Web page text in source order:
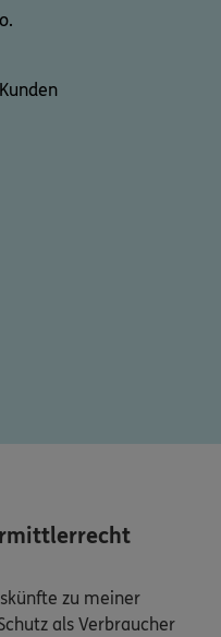
zu meiner
als Verbraucher